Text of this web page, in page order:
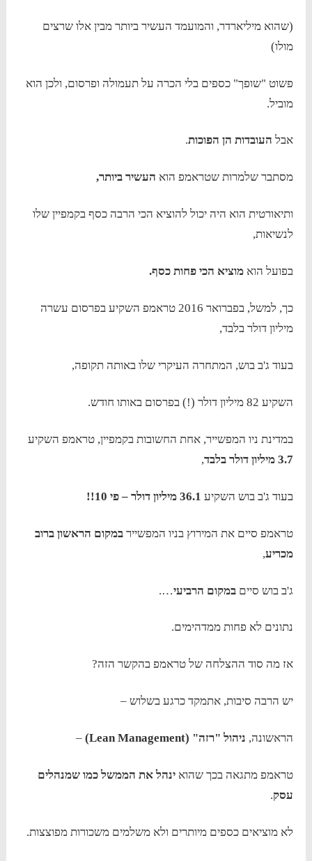
(שהוא מיליארדר, והמועמד העשיר ביותר מבין אלו שרצים
מולו)
פשוט "שופך" כספים בלי הכרה על תעמולה ופרסום, ולכן הוא
מוביל.
אבל העובדות הן הפוכות.
מסתבר שלמרות שטראמפ הוא העשיר ביותר,
ותיאורטית הוא היה יכול להוציא הכי הרבה כסף בקמפיין שלו
לנשיאות,
בפועל הואמוציא הכי פחות כסף.
כך, למשל, בפברואר 2016 טראמפ השקיע בפרסום עשרה
מיליון דולר בלבד,
בעוד ג'ב בוש, המתחרה העיקרי שלו באותה תקופה,
השקיע 82 מיליון דולר (!) בפרסום באותו חודש.
במדינת ניו המפשייר, אחת החשובות בקמפיין, טראמפ השקיע
3.7 מיליון דולר בלבד
,
בעוד ג'ב בוש השקיע 36.1 מיליון דולר – פי 10!!
טראמפ סיים את המירוץ בניו המפשיירבמקום הראשון ברוב
מכריע,
ג'ב בוש סייםבמקום הרביעי….
נתונים לא פחות ממדהימים.
אז מה סוד ההצלחה של טראמפ בהקשר הזה?
יש הרבה סיבות, אתמקד כרגע בשלוש –
הראשונה, ניהול "רזה" (Lean Management
)
–
טראמפ מתגאה בכך שהואינהל את הממשל כמו שמנהלים
עסק.
לא מוציאים כספים מיותרים ולא משלמים משכורות מפוצצות.